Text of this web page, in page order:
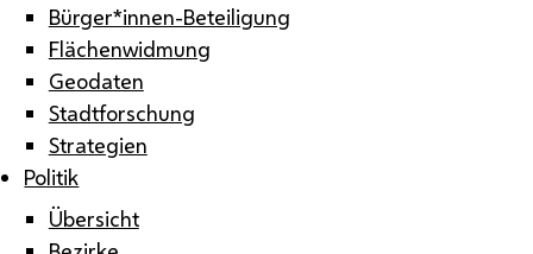
Bürger*innen-Beteiligung
Flächenwidmung
Geodaten
Stadtforschung
Strategien
Politik
Übersicht